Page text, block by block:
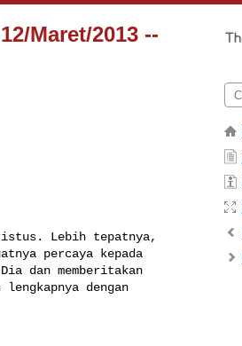
Maret/2013 --
Lebih tepatnya,
percaya kepada
dan memberitakan
dengan